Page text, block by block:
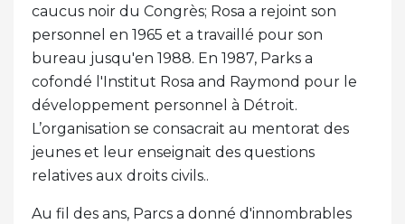
caucus noir du Congrès; Rosa a rejoint son
personnel en 1965 et a travaillé pour son
bureau jusqu'en 1988. En 1987, Parks a
cofondé l'Institut Rosa and Raymond pour le
développement personnel à Détroit.
L’organisation se consacrait au mentorat des
jeunes et leur enseignait des questions
relatives aux droits civils..
Au fil des ans, Parcs a donné d'innombrables